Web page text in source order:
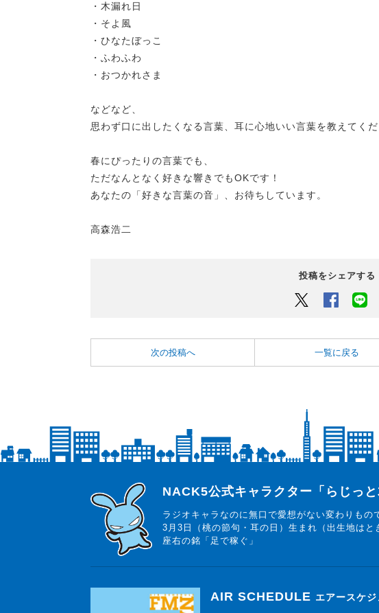
・木漏れ日
・そよ風
・ひなたぼっこ
・ふわふわ
・おつかれさま
などなど、
思わず口に出したくなる言葉、耳に心地いい言葉を教えてくだ
春にぴったりの言葉でも、
ただなんとなく好きな響きでもOKです！
あなたの「好きな言葉の音」、お待ちしています。
高森浩二
投稿をシェアする
Twitter Facebook
次の投稿へ 一覧に戻る
らじっと君
NACK5公式キャラクター「らじっと
ラジオキャラなのに無口で愛想がない変わりもの
3月3日（桃の節句・耳の日）生まれ（出生地はと
座右の銘「足で稼ぐ」
AIR SCHEDULE エアースケ